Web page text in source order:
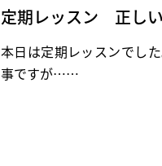
定期レッスン 正し
本日は定期レッスンでし
事ですが……